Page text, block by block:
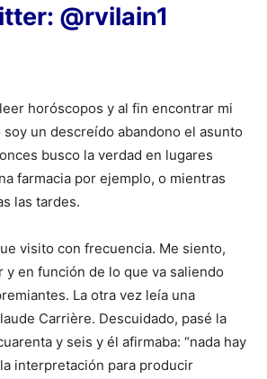
@rvilain1
horóscopos y al fin encontrar mi
un descreído abandono el asunto
busco la verdad en lugares
farmacia por ejemplo, o mientras
las tardes.
visito con frecuencia. Me siento,
y en función de lo que va saliendo
La otra vez leía una
Carrière. Descuidado, pasé la
y seis y él afirmaba: “nada hay
interpretación para producir